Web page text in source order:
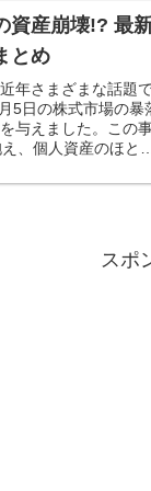
資産崩壊!? 最
とめ
年さまざまな話題
5日の株式市場の暴
与えました。この
、個人資産のほとん
スポ